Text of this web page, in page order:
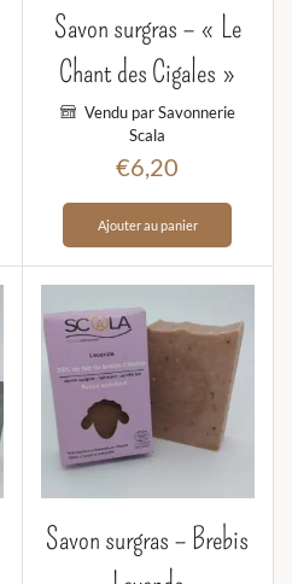
Savon surgras – « Le
Chant des Cigales »
Vendu par Savonnerie
Scala
€6,20
Ajouter au panier
Savon surgras – Brebis